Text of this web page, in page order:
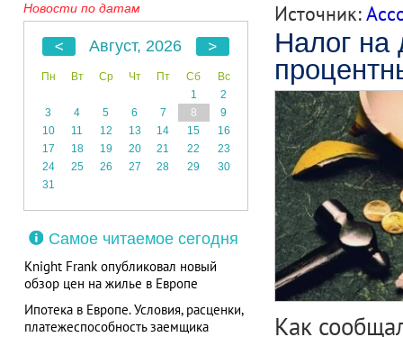
Новости по датам
Август, 2026
Пн Вт Ср Чт Пт Сб
Вс
1
2
3
4 5 6 7 8
9
10
11 12 13 14 15
16
17
18 19 20 21 22
23
24
25 26 27 28 29
30
31
Самое читаемое сегодня
Knight Frank опубликовал новый
обзор цен на жилье в Европе
Ипотека в Европе. Условия, расценки,
платежеспособность заемщика
Источник:
Налог на
Как